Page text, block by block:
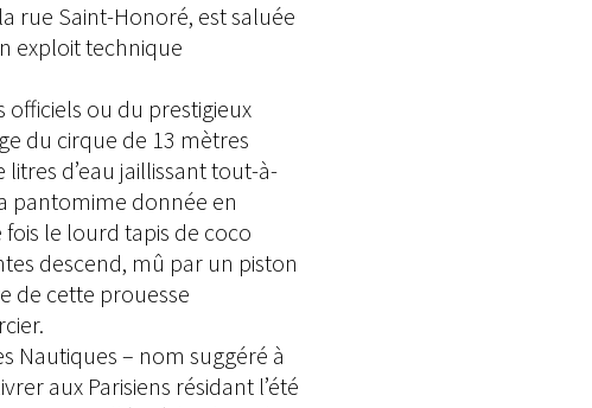
rue Saint-Honoré, est saluée
exploit technique
ou du prestigieux
du cirque de 13 mètres
d’eau jaillissant tout-à-
pantomime donnée en
le lourd tapis de coco
descend, mû par un piston
de cette prouesse
Nautiques – nom suggéré à
aux Parisiens résidant l’été